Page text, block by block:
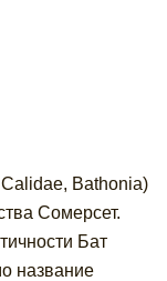
Bathonia)
Сомерсет.
Бат
название